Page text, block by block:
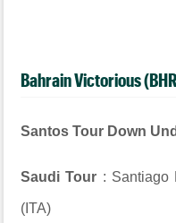
Bahrain Victorious
Santos Tour Down
Saudi Tour : Santiago
(ITA)